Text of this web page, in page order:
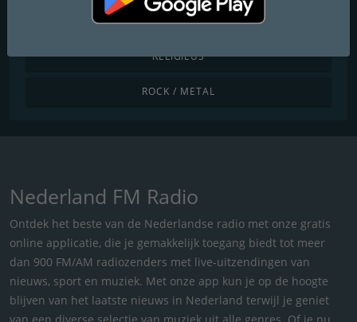
R&B / HIP HOP
RELIGIEUS
ROCK / METAL
Nederland FM Radio
Ontdek het beste van de Nederlandse radio met onze gratis
online applicatie, die je gemakkelijk toegang biedt tot meer
dan 900 FM/AM radiozenders met live-uitzendingen van
nieuws, sport en muziek. Met onze app kun je op de hoogte
blijven van het laatste nieuws in Nederland terwijl je geniet
van een diverse selectie van muziek uit alle genres. Of je nu